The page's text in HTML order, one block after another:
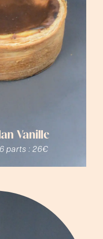
Vanille
6 parts :26€